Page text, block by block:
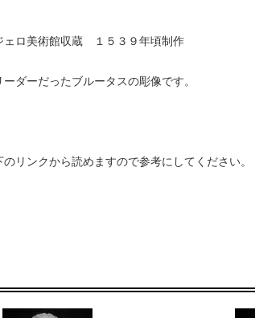
ェロ美術館収蔵 １５３９年頃制作
ダーだったブルータスの彫像です。
リンクから読めますので参考にしてください。